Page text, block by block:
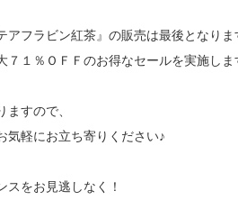
アフラビン紅茶』の販売は最後となりま
７１％ＯＦＦのお得なセールを実施しま
すので、
気軽にお立ち寄りください♪
スをお見逃しなく！